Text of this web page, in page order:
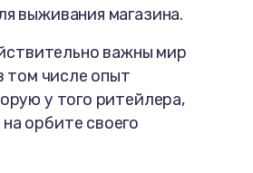
выживания магазина.
важны мир
том числе опыт
у того ритейлера,
орбите своего